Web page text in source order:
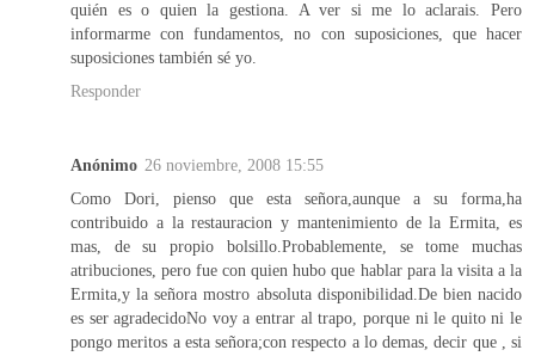
quién es o quien la gestiona. A ver si me lo aclarais. Pero
informarme con fundamentos, no con suposiciones, que hacer
suposiciones también sé yo.
Responder
Anónimo 26 noviembre, 2008 15:55
Como Dori, pienso que esta señora,aunque a su forma,ha
contribuido a la restauracion y mantenimiento de la Ermita, es
mas, de su propio bolsillo.Probablemente, se tome muchas
atribuciones, pero fue con quien hubo que hablar para la visita a la
Ermita,y la señora mostro absoluta disponibilidad.De bien nacido
es ser agradecidoNo voy a entrar al trapo, porque ni le quito ni le
pongo meritos a esta señora;con respecto a lo demas, decir que , si